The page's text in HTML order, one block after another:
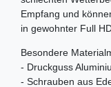
Empfang und
in gewohnter Full
Besondere
- Druckguss
- Schrauben aus